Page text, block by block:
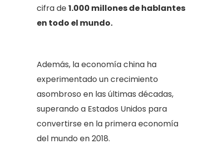
cifra de1.000 millones de hablantes
en todo el mundo.
Además, la economía china ha
experimentado un crecimiento
asombroso en las últimas décadas,
superando a Estados Unidos para
convertirse en la primera economía
del mundo en 2018.